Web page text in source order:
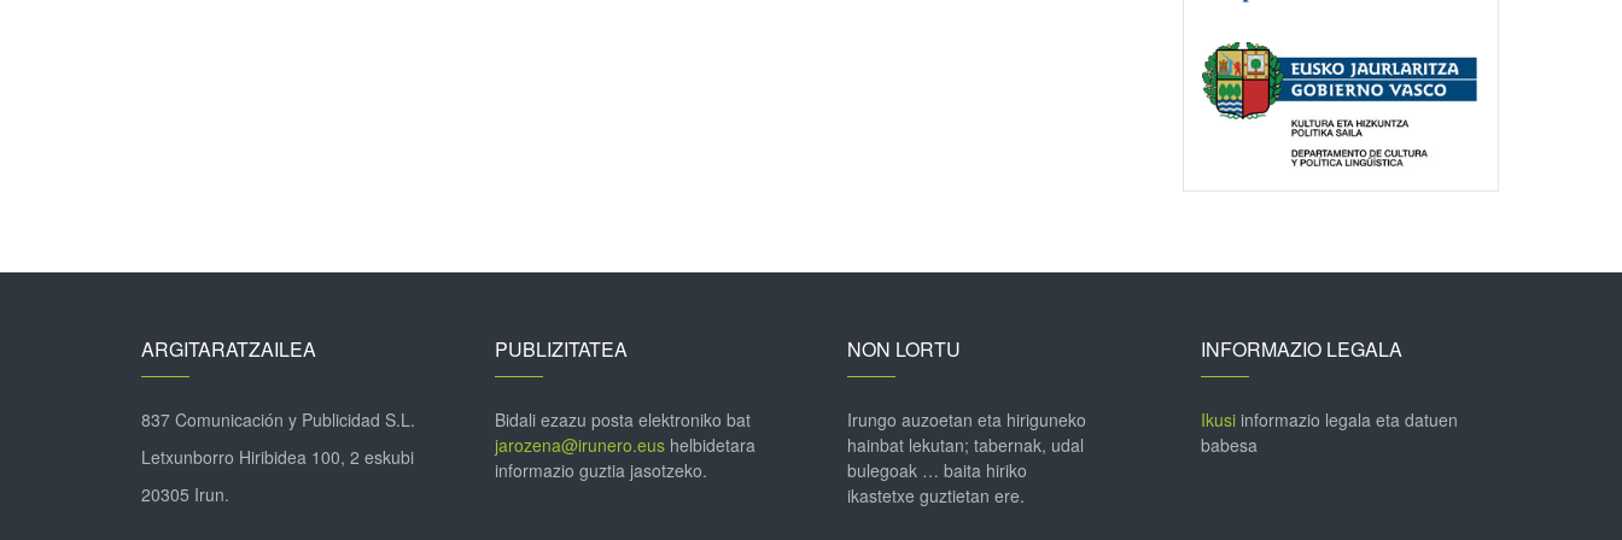
ARGITARATZAILEA
837 Comunicación y Publicidad S.L.
Letxunborro Hiribidea 100, 2 eskubi
20305 Irun.
PUBLIZITATEA
Bidali ezazu posta elektroniko bat
jarozena@irunero.eushelbidetara
informazio guztia jasotzeko.
NON LORTU
Irungo auzoetan eta hiriguneko
hainbat lekutan; tabernak, udal
bulegoak … baita hiriko
ikastetxe guztietan ere.
INFORMAZIO LEGALA
Ikusiinformazio legala eta datuen
babesa